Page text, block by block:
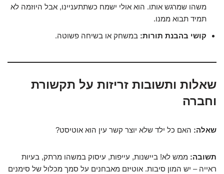
משהו שמרגש אותו. הוא אולי ישמח כשתתעניינו, אבל היוזמה לא
תמיד תבוא ממנו.
קושי בהבנת תורות: במשחק או בשיחה פשוטה.
שאלות ותשובות זריזות על תקשורת
וחברה
שאלה: האם כל ילד שלא יוצר קשר עין הוא אוטיסט?
תשובה: ממש לא! ביישנות, עייפות, עיסוק במשהו מרתק, בעיות
ראייה – יש המון סיבות. אוטיזם מאבחנים על סמך מכלול של סימנים